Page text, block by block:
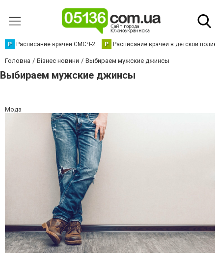
Р Расписание врачей СМСЧ-2 Р Расписание врачей в детской
Головна Бізнес новини Выбираем мужские джинсы
Выбираем мужские джинсы
Мода